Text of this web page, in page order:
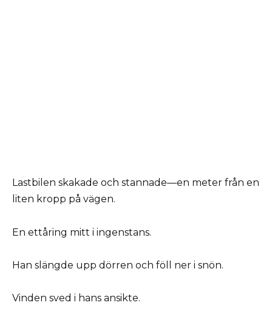
Lastbilen skakade och stannade—en meter från en
liten kropp på vägen.
En ettåring mitt i ingenstans.
Han slängde upp dörren och föll ner i snön.
Vinden sved i hans ansikte.